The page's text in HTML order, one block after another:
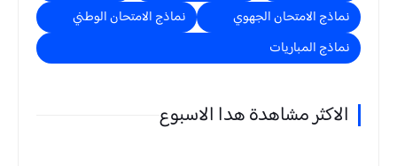
نماذج الامتحان الجهوي
نماذج الامتحان الوطني
نماذج المباريات
الاكثر مشاهدة هدا الاسبوع